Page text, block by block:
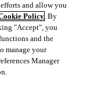
and allow you
Policy. By
"Accept", you
and the
manage your
Manager